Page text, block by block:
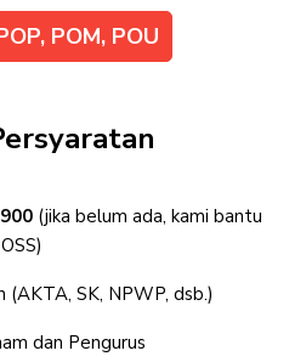
POM, POU
(jika belum ada, kami bantu
(AKTA, SK, NPWP, dsb.)
dan Pengurus